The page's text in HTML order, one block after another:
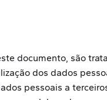
documento, são
dos dados
pessoais a